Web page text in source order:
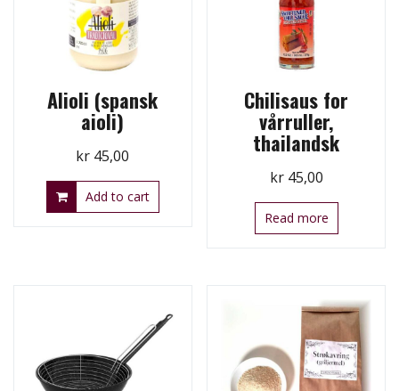
Alioli (spansk
aioli)
kr 45,00
Add to cart
Chilisaus for
vårruller,
thailandsk
kr45,00
Read more